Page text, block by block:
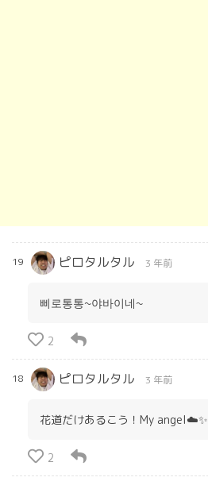
19 ピロタルタル 3 年前
삐로통통~야바이네~
2
18 ピロタルタル 3 年前
花道だけあるこう！My angel☁️✨
2